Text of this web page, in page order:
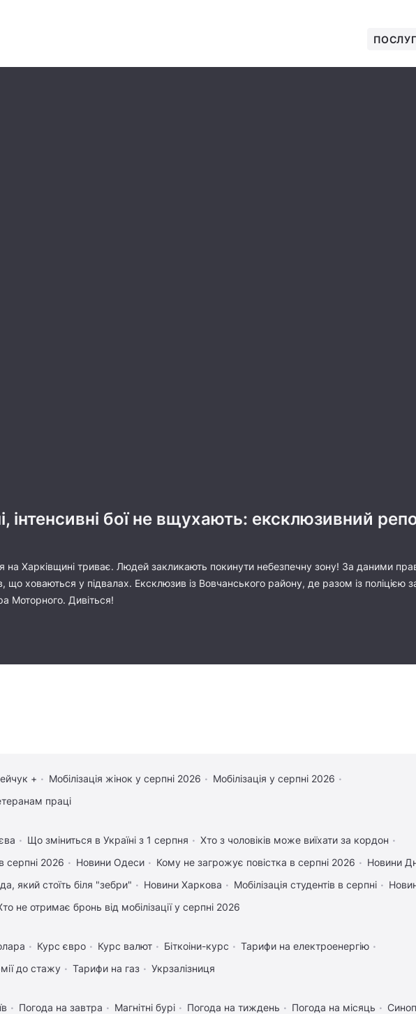
інтенсивні бої не вщухають: ексклюзивний
на Харківщині триває. Людей закликають покинути небезпечну зону! За даними
що ховаються у підвалах. Ексклюзив із Вовчанського району, де разом із поліцією
Моторного. Дивіться!
+ Мобілізація жінок у серпні 2026
Мобілізація у серпні 2026
праці
Що зміниться в Україні з 1 серпня
Хто з чоловіків може виїхати за кордон
серпні 2026
Новини Одеси Кому не загрожує повістка в серпні 2026
Новини
який стоїть біля "зебри"
Новини Харкова Мобілізація студентів в серпні
не отримає бронь від мобілізації у серпні 2026
Курс євро Курс валют Біткоіни-курс
Тарифи на електроенергію
до стажу
Тарифи на газ Укрзалізниця
Погода на завтра Магнітні бурі Погода на тиждень Погода на місяць